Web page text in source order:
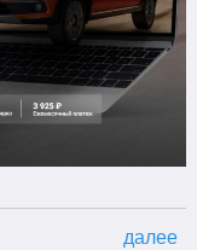
далее